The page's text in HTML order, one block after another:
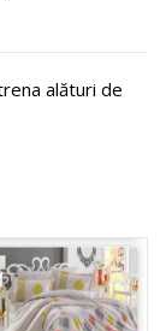
alături de